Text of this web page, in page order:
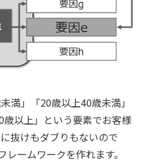
満」「20歳以上40歳未満」
歳以上」という要素でお客様
抜けもダブりもないので
レームワークを作れます。